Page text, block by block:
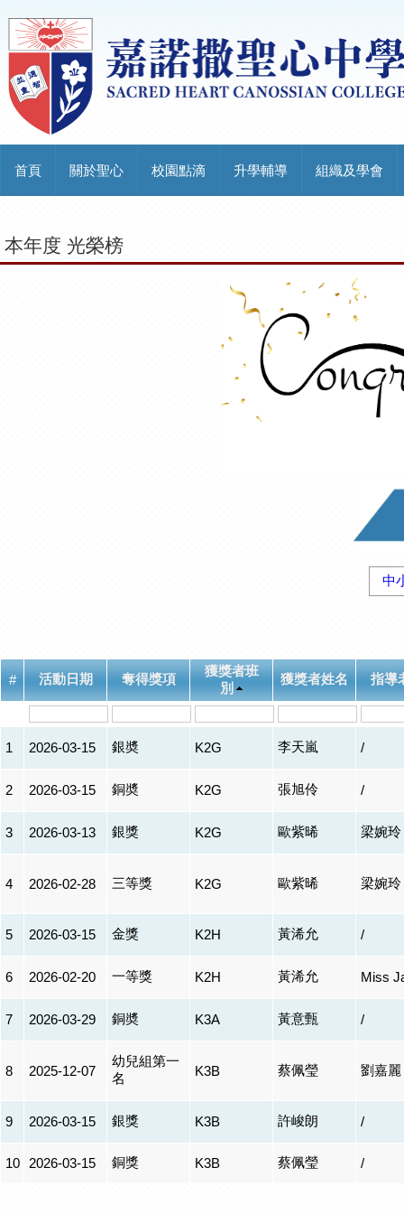
首頁 關於聖心 校園點滴 升學輔導 組織及學會
本年度 光榮榜
中
# 活動日期 奪得獎項
獲獎者班
別
獲獎者姓名 指導
1 2026-03-15 銀奬 K2G 李天嵐 /
2 2026-03-15 銅奬 K2G 張旭伶 /
3 2026-03-13 銀獎 K2G 歐紫晞 梁婉玲
4 2026-02-28 三等獎 K2G 歐紫晞 梁婉玲
5 2026-03-15 金獎 K2H 黃浠允 /
6 2026-02-20 一等獎 K2H 黃浠允 Miss
7 2026-03-29 銅奬 K3A 黃意甄 /
8 2025-12-07
幼兒組第一
名
K3B 蔡佩瑩 劉嘉麗
9 2026-03-15 銀獎 K3B 許峻朗 /
10 2026-03-15 銅獎 K3B 蔡佩瑩 /